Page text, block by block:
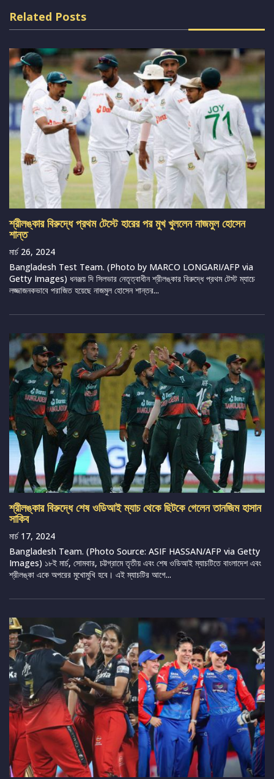
Related Posts
শ্রীলঙ্কার বিরুদ্ধে প্রথম টেস্টে হারের পর মুখ খুললেন নাজমুল হোসেন
শান্ত
মার্চ 26, 2024
Bangladesh Test Team. (Photo by MARCO LONGARI/AFP via
Getty Images) ধনঞ্জয় দি সিলভার নেতৃত্বাধীন শ্রীলঙ্কার বিরুদ্ধে প্রথম টেস্ট ম্যাচে
লজ্জাজনকভাবে পরাজিত হয়েছে নাজমুল হোসেন শান্তর...
শ্রীলঙ্কার বিরুদ্ধে শেষ ওডিআই ম্যাচ থেকে ছিটকে গেলেন তানজিম হাসান
সাকিব
মার্চ 17, 2024
Bangladesh Team. (Photo Source: ASIF HASSAN/AFP via Getty
Images) ১৮ই মার্চ, সোমবার, চট্টগ্রামে তৃতীয় এবং শেষ ওডিআই ম্যাচটিতে বাংলাদেশ এবং
শ্রীলঙ্কা একে অপরের মুখোমুখি হবে। এই ম্যাচটির আগে...